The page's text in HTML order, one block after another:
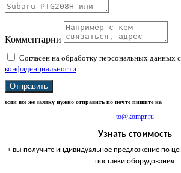
Комментарии
Согласен на обработку персональных данных
конфиденциальности.
Отправить
если все же заявку нужно отправить по почте пишите на
to@kompr.ru
Узнать стоимость
+ вы получите индивидуальное предложение по
поставки оборудования